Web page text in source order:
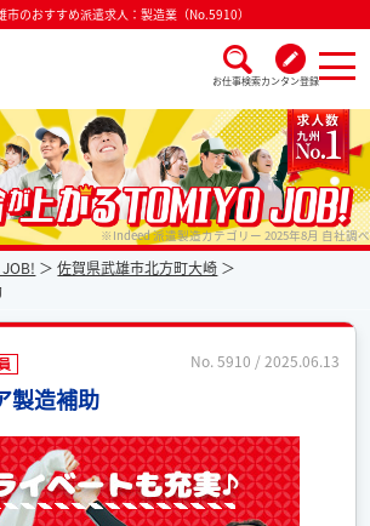
市のおすすめ派遣求人：製造業（No.5910）
お仕事検索カンタン登録
ミヨジョブ ※Indeed 派遣製造カテゴリー 2025年8月 自社調べ
佐賀県武雄市北方町大崎
No. 5910 / 2025.06.13
製造補助